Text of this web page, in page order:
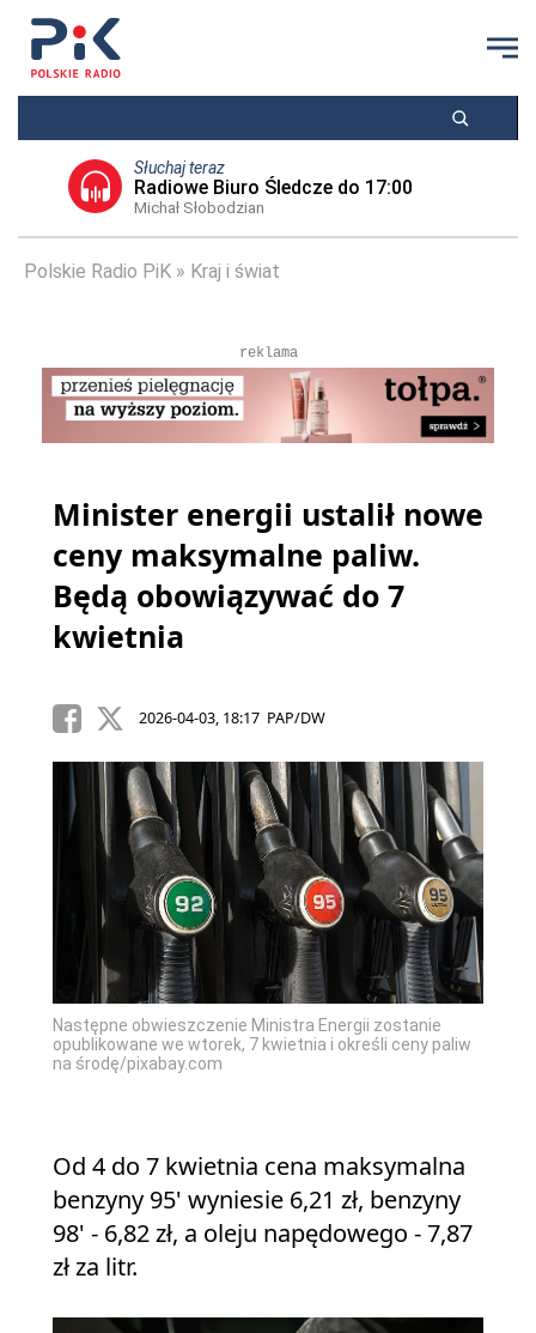
Słuchaj teraz
Radiowe Biuro Śledcze do 17:00
Michał Słobodzian
Polskie Radio PiK Kraj i świat
reklama
Minister energii ustalił nowe
ceny maksymalne paliw.
Będą obowiązywać do 7
kwietnia
2026-04-03, 18:17 PAP/DW
Następne obwieszczenie Ministra Energii zostanie
opublikowane we wtorek, 7 kwietnia i określi ceny paliw
na środę/pixabay.com
Od 4 do 7 kwietnia cena maksymalna
benzyny 95' wyniesie 6,21 zł, benzyny
98' - 6,82 zł, a oleju napędowego - 7,87
zł za litr.